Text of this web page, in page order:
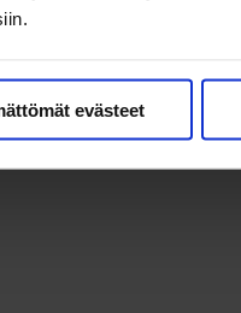
evästeet